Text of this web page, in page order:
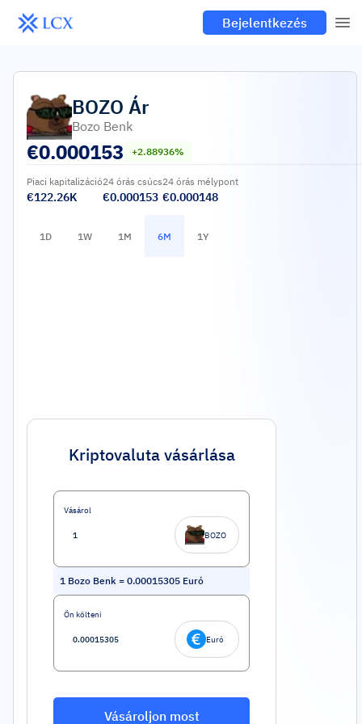
Bejelentkezés
BOZO Ár
Bozo Benk
€0.000153 +2.88936%
Piaci kapitalizáció
€122.26K
24 órás csúcs
€0.000153
24 órás mélypont
€0.000148
1D 1W 1M 6M 1Y
Kriptovaluta vásárlása
Vásárol
BOZO
1 Bozo Benk = 0.00015305 Euró
Ön költeni
Euró
Vásároljon most